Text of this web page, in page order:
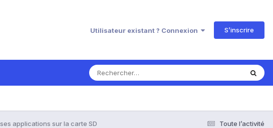
Utilisateur existant ? Connexion S’inscrire
Toute l’activité
applications sur la carte SD